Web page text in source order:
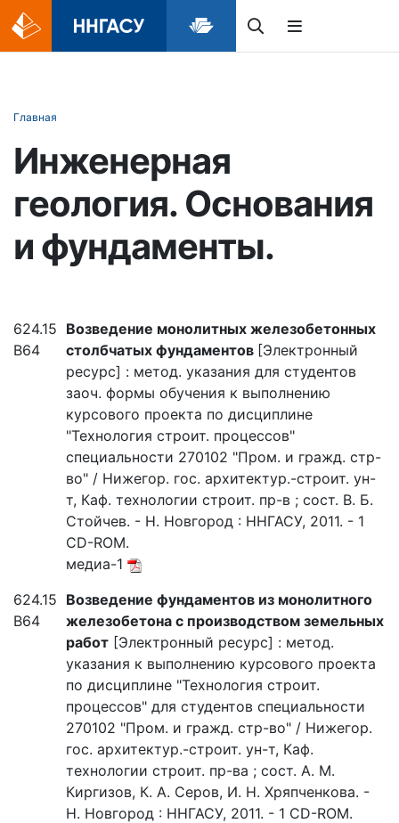
Главная
Инженерная
геология. Основания
и фундаменты.
624.15
В64
Возведение монолитных железобетонных
столбчатых фундаментов [Электронный
ресурс] : метод. указания для студентов
заоч. формы обучения к выполнению
курсового проекта по дисциплине
"Технология строит. процессов"
специальности 270102 "Пром. и гражд. стр-
во" / Нижегор. гос. архитектур.-строит. ун-
т, Каф. технологии строит. пр-в ; сост. В. Б.
Стойчев. - Н. Новгород : ННГАСУ, 2011. - 1
CD-ROM.
медиа-1
624.15
В64
Возведение фундаментов из монолитного
железобетона с производством земельных
работ [Электронный ресурс] : метод.
указания к выполнению курсового проекта
по дисциплине "Технология строит.
процессов" для студентов специальности
270102 "Пром. и гражд. стр-во" / Нижегор.
гос. архитектур.-строит. ун-т, Каф.
технологии строит. пр-ва ; сост. А. М.
Киргизов, К. А. Серов, И. Н. Хряпченкова. -
Н. Новгород : ННГАСУ, 2011. - 1 CD-ROM.